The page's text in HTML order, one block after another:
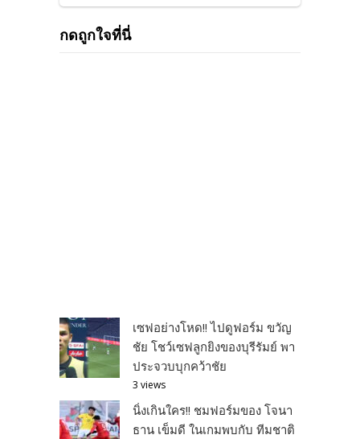
กดถูกใจที่นี่
เซฟอย่างโหด!! ไปดูฟอร์ม ขวัญ
ชัย โชว์เซฟลูกยิงของบุรีรัมย์ พา
ประจวบบุกคว้าชัย
3 views
นิ่งเกินใคร!! ชมฟอร์มของ โจนา
ธาน เข็มดี ในเกมพบกับ ทีมชาติ